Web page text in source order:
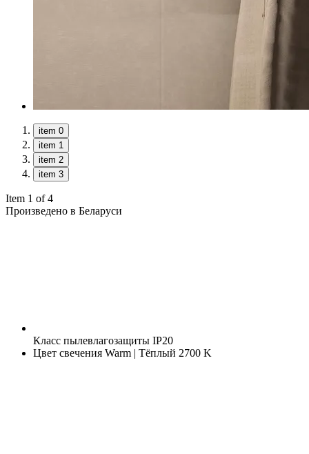
item 0
item 1
item 2
item 3
Item 1 of 4
Произведено в Беларуси
Класс пылевлагозащиты IP20
Цвет свечения Warm | Тёплый 2700 K